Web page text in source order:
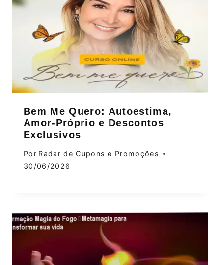
Bem Me Quero: Autoestima,
Amor‑Próprio e Descontos
Exclusivos
Por Radar de Cupons e Promoções
30/06/2026